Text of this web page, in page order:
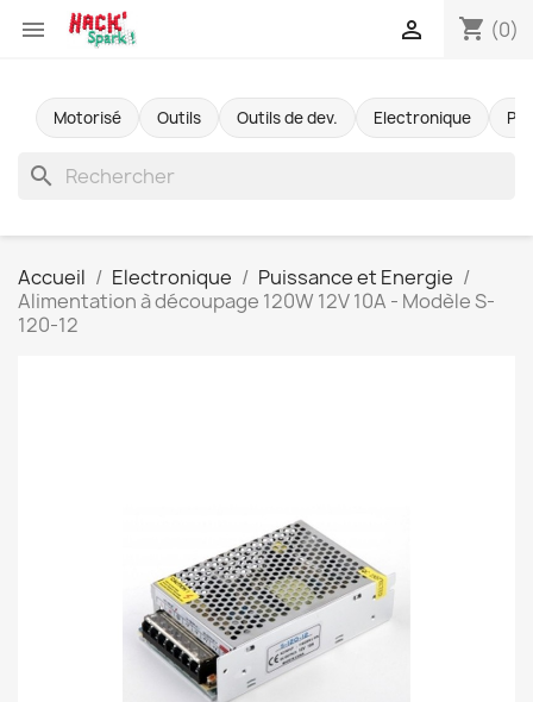
 shopping_cart (0)

Motorisé Outils Outils de dev. Electronique
search
Accueil Electronique
Puissance et Energie
Alimentation à découpage 120W 12V 10A - Modèle S-
120-12